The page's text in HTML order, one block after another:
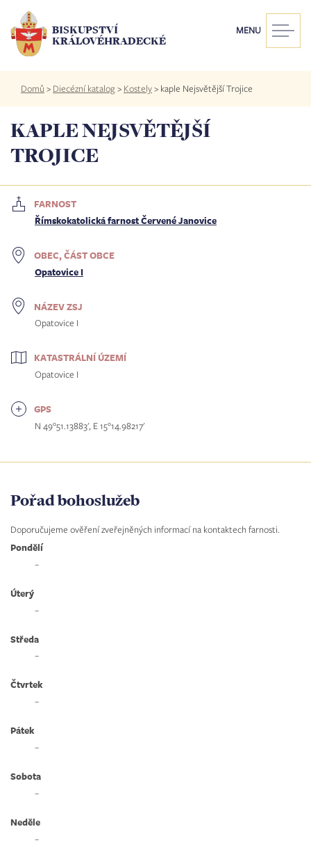
hlavnímu
obsahu
BISKUPSTVÍ
KRÁLOVÉHRADECKÉ
MENU
Drobečková
navigace
Domů > Diecézní katalog> Kostely> kaple Nejsvětější Trojice
KAPLE NEJSVĚTĚJŠÍ
TROJICE
FARNOST
Římskokatolická farnost Červené Janovice
OBEC, ČÁST OBCE
Opatovice I
NÁZEV ZSJ
Opatovice I
KATASTRÁLNÍ ÚZEMÍ
Opatovice I
GPS
N 49°51.13883', E 15°14.98217'
Pořad bohoslužeb
Doporučujeme ověření zveřejněných informací na kontaktech farnosti.
Pondělí
–
Úterý
–
Středa
–
Čtvrtek
–
Pátek
–
Sobota
–
Neděle
–